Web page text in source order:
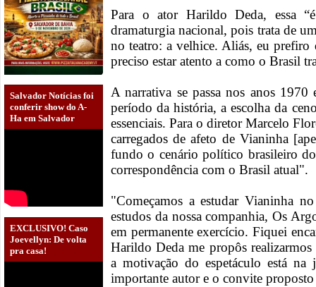
Salvador Notícias foi
conferir show do A-
Ha em Salvador
EXCLUSIVO! Caso
Joevellyn: De volta
pra casa!
Para o ator Harildo Deda, essa
dramaturgia nacional, pois trata de
no teatro: a velhice. Aliás, eu
preciso estar atento a como o Brasil
A narrativa se passa nos anos 1970
período da história, a escolha da
essenciais. Para o diretor Marcelo
carregados de afeto de Vianinha
fundo o cenário político brasileiro
correspondência com o Brasil atual".
"Começamos a estudar Vianinha
estudos da nossa companhia, Os
em permanente exercício. Fiquei
Harildo Deda me propôs
a motivação do espetáculo está
importante autor e o convite